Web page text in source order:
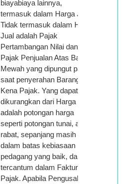
biayabiaya lainnya,
termasuk dalam Harga Jual.
Tidak termasuk dalam Harga
Jual adalah Pajak
Pertambangan Nilai dan
Pajak Penjualan Atas Barang
Mewah yang dipungut pada
saat penyerahan Barang
Kena Pajak. Yang dapat
dikurangkan dari Harga Jual
adalah potongan harga
seperti potongan tunai, atau
rabat, sepanjang masih
dalam batas kebiasaan
pedagang yang baik, dan
tercantum dalam Faktur
Pajak. Apabila Pengusaha